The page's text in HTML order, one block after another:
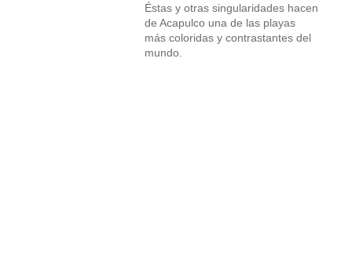
Éstas y otras singularidades hacen
de Acapulco una de las playas
más coloridas y contrastantes del
mundo.